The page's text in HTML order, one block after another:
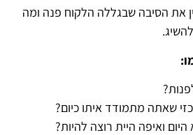
את הסיבה שבגללה הלקוח פנה ומה
שאתה מתמודד איתו כיום?
ואיפה היית רוצה להיות?